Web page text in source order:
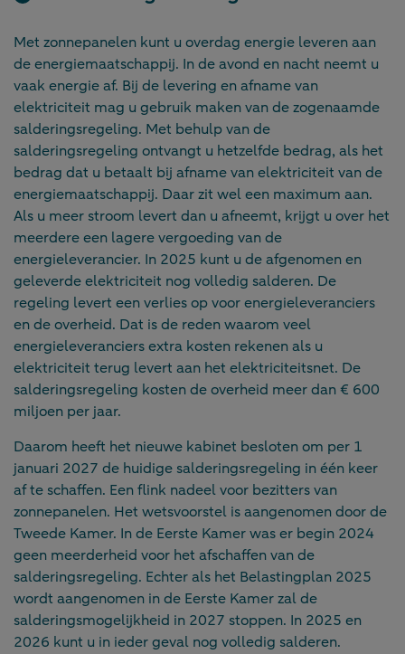
Met zonnepanelen kunt u overdag energie leveren aan
de energiemaatschappij. In de avond en nacht neemt u
vaak energie af. Bij de levering en afname van
elektriciteit mag u gebruik maken van de zogenaamde
salderingsregeling. Met behulp van de
salderingsregeling ontvangt u hetzelfde bedrag, als het
bedrag dat u betaalt bij afname van elektriciteit van de
energiemaatschappij. Daar zit wel een maximum aan.
Als u meer stroom levert dan u afneemt, krijgt u over het
meerdere een lagere vergoeding van de
energieleverancier. In 2025 kunt u de afgenomen en
geleverde elektriciteit nog volledig salderen. De
regeling levert een verlies op voor energieleveranciers
en de overheid. Dat is de reden waarom veel
energieleveranciers extra kosten rekenen als u
elektriciteit terug levert aan het elektriciteitsnet. De
salderingsregeling kosten de overheid meer dan € 600
miljoen per jaar.
Daarom heeft het nieuwe kabinet besloten om per 1
januari 2027 de huidige salderingsregeling in één keer
af te schaffen. Een flink nadeel voor bezitters van
zonnepanelen. Het wetsvoorstel is aangenomen door de
Tweede Kamer. In de Eerste Kamer was er begin 2024
geen meerderheid voor het afschaffen van de
salderingsregeling. Echter als het Belastingplan 2025
wordt aangenomen in de Eerste Kamer zal de
salderingsmogelijkheid in 2027 stoppen. In 2025 en
2026 kunt u in ieder geval nog volledig salderen.